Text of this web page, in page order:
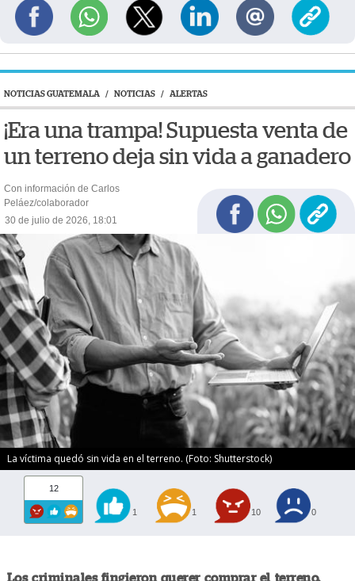
NOTICIAS GUATEMALA / NOTICIAS / ALERTAS
¡Era una trampa! Supuesta venta de
un terreno deja sin vida a ganadero
Con información de Carlos
Peláez/colaborador
30 de julio de 2026, 18:01
La víctima quedó sin vida en el terreno. (Foto: Shutterstock)
12
1 1 10 0
Los criminales fingieron querer comprar el terreno,